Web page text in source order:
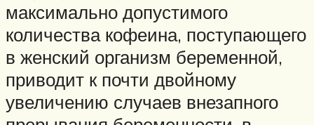
максимально допустимого
количества кофеина, поступающего
в женский организм беременной,
приводит к почти двойному
увеличению случаев внезапного